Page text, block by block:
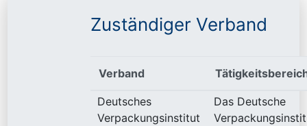
Zuständiger Verband
Verband
Deutsches
Verpackungsinstitut
Das Deutsche